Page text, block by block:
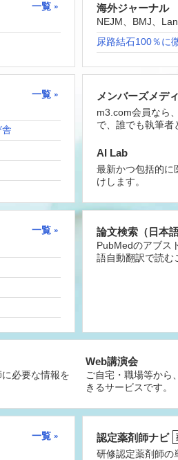
一覧
海外ジャーナル
NEJM、BMJ、
尿路結石100％に
一覧
メンバーズメデ
m3.com会員なら
で、誰でも執筆者
AI Lab
最新かつ包括的に
けします。
一覧
論文検索（日本語
PubMedのアブス
語自動翻訳で読む
必要な情報を
Web講演会
ご自宅・職場等から
きるサービスです。
一覧
認定薬剤師ナビ
研修認定薬剤師の